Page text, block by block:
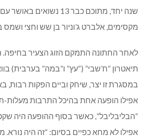
שנה יחד, מתוכם כבר 13 נשואים
מקסימים, אלברט ג’וניור בן שש וחצי ושמס
לאחר החתונה התמקם הזוג הצעיר בחיפה.
תיאטרון “ח’שבי” (“עץ” ו”במה” בערבית)
במסגרת זו יצר, שיחק וביים הפקות רבות,
אפילו הופעה אחת בהיכל התרבות מעלות-
“הבליבליבל”, כאשר בסוף ההופעה היה
אפילו לא מחא כפיים בסיום: “זה היה נורא.